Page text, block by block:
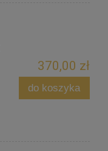
370,00 zł
do koszyka